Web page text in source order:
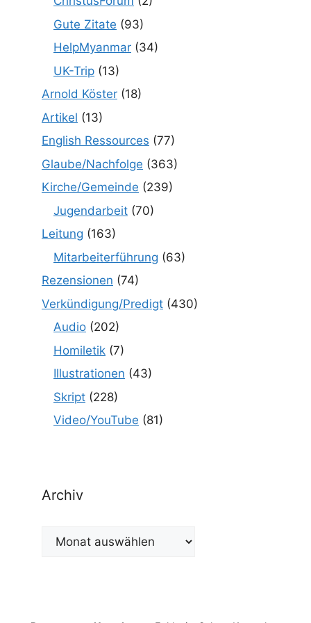
Gute Zitate (93)
HelpMyanmar (34)
UK-Trip (13)
Arnold Köster (18)
Artikel (13)
English Ressources (77)
Glaube/Nachfolge (363)
Kirche/Gemeinde (239)
Jugendarbeit (70)
Leitung (163)
Mitarbeiterführung (63)
Rezensionen (74)
Verkündigung/Predigt (430)
Audio (202)
Homiletik (7)
Illustrationen (43)
Skript (228)
Video/YouTube (81)
Archiv
Archiv